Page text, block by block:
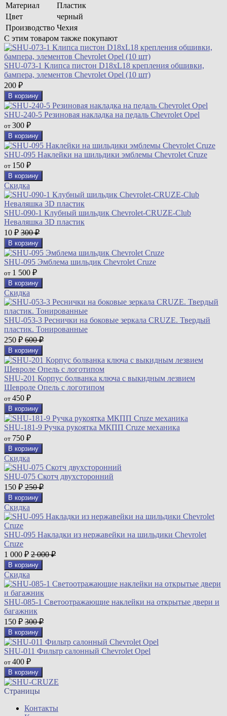
Материал
Пластик
Цвет
черный
Производство Чехия
С этим товаром также покупают
SHU-073-1 Клипса пистон D18xL18 крепления обшивки,
бампера, элементов Chevrolet Opel (10 шт)
200 ₽
В корзину
SHU-240-5 Резиновая накладка на педаль Chevrolet Opel
от 300 ₽
В корзину
SHU-095 Наклейки на шильдики эмблемы Chevrolet Cruze
от 150 ₽
В корзину
Скидка
SHU-090-1 Клубный шильдик Chevrolet-CRUZE-Club
Неваляшка 3D пластик
10 ₽ 300₽
В корзину
SHU-095 Эмблема шильдик Chevrolet Cruze
от 1 500 ₽
В корзину
Скидка
SHU-053-3 Реснички на боковые зеркала CRUZE. Твердый
пластик. Тонированные
250 ₽ 600₽
В корзину
SHU-201 Корпус болванка ключа с выкидным лезвием
Шевроле Опель с логотипом
от 450 ₽
В корзину
SHU-181-9 Ручка рукоятка МКПП Cruze механика
от 750 ₽
В корзину
Скидка
SHU-075 Скотч двухсторонний
150 ₽ 250₽
В корзину
Скидка
SHU-095 Накладки из нержавейки на шильдики Chevrolet
Cruze
1 000 ₽ 2 000₽
В корзину
Скидка
SHU-085-1 Cветоотражающие наклейки на открытые двери и
багажник
150 ₽ 300₽
В корзину
SHU-011 Фильтр салонный Chevrolet Opel
от 400 ₽
В корзину
Страницы
Контакты